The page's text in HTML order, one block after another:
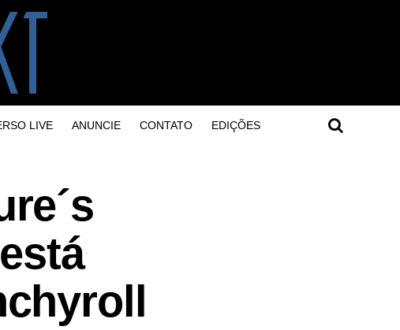
LIVE ANUNCIE CONTATO EDIÇÕES